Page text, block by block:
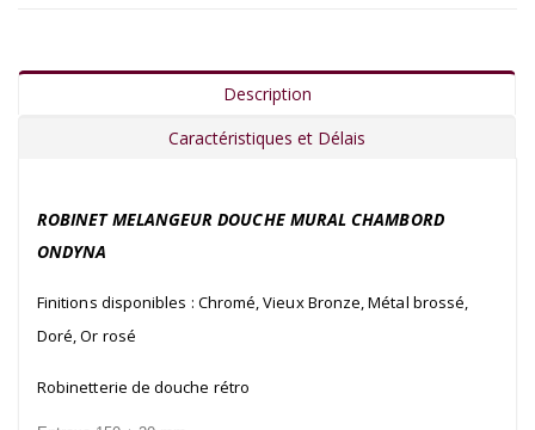
Description
Caractéristiques et Délais
ROBINET MELANGEUR DOUCHE MURAL CHAMBORD
ONDYNA
Finitions disponibles : Chromé, Vieux Bronze, Métal brossé,
Doré, Or rosé
Robinetterie de douche rétro